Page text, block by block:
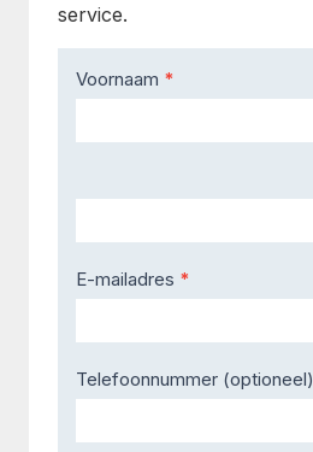
service.
Contact
Us
Voornaam *
E-mailadres *
Telefoonnummer (optioneel)